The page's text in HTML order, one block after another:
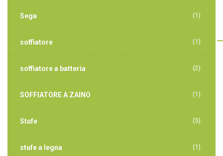
Sega (1)
soffiatore (1)
soffiatore a batteria (2)
SOFFIATORE A ZAINO (1)
Stufe (5)
stufe a legna (1)